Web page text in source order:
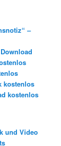
–
kostenlos
kostenlos
und Video